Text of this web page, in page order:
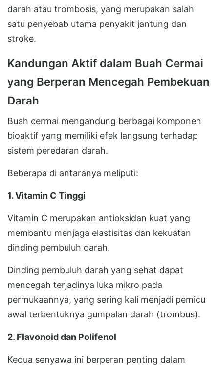
darah atau trombosis, yang merupakan salah
satu penyebab utama penyakit jantung dan
stroke.
Kandungan Aktif dalam Buah Cermai
yang Berperan Mencegah Pembekuan
Darah
Buah cermai mengandung berbagai komponen
bioaktif yang memiliki efek langsung terhadap
sistem peredaran darah.
Beberapa di antaranya meliputi:
1. Vitamin C Tinggi
Vitamin C merupakan antioksidan kuat yang
membantu menjaga elastisitas dan kekuatan
dinding pembuluh darah.
Dinding pembuluh darah yang sehat dapat
mencegah terjadinya luka mikro pada
permukaannya, yang sering kali menjadi pemicu
awal terbentuknya gumpalan darah (trombus).
2. Flavonoid dan Polifenol
Kedua senyawa ini berperan penting dalam